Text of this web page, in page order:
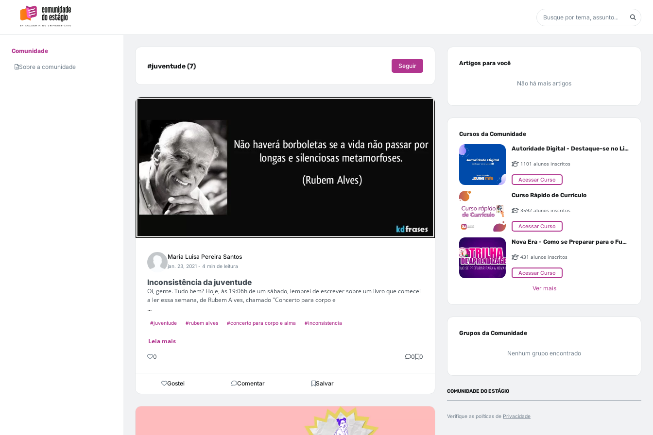
Comunidade
Sobre a comunidade #juventude (7) Seguir
Maria Luisa Pereira Santos
jan. 23, 2021 - 4 min de leitura
Inconsistência da juventude
Oi, gente. Tudo bem? Hoje, às 19:06h de um sábado, lembrei de escrever sobre um livro que comecei
a ler essa semana, de Rubem Alves, chamado "Concerto para corpo e
...
#juventude #rubem alves #concerto para corpo e alma #inconsistencia
Leia mais
0 0 0
Gostei Comentar Salvar
Artigos para você
Não há mais artigos
Cursos da Comunidade
Autoridade Digital - Destaque-se no Linkedin
1101 alunos inscritos
Acessar Curso
Curso Rápido de Currículo
3592 alunos inscritos
Acessar Curso
Nova Era - Como se Preparar para o Futuro
431 alunos inscritos
Acessar Curso
Ver mais
Grupos da Comunidade
Nenhum grupo encontrado
COMUNIDADE DO ESTÁGIO
Verifique as políticas de Privacidade